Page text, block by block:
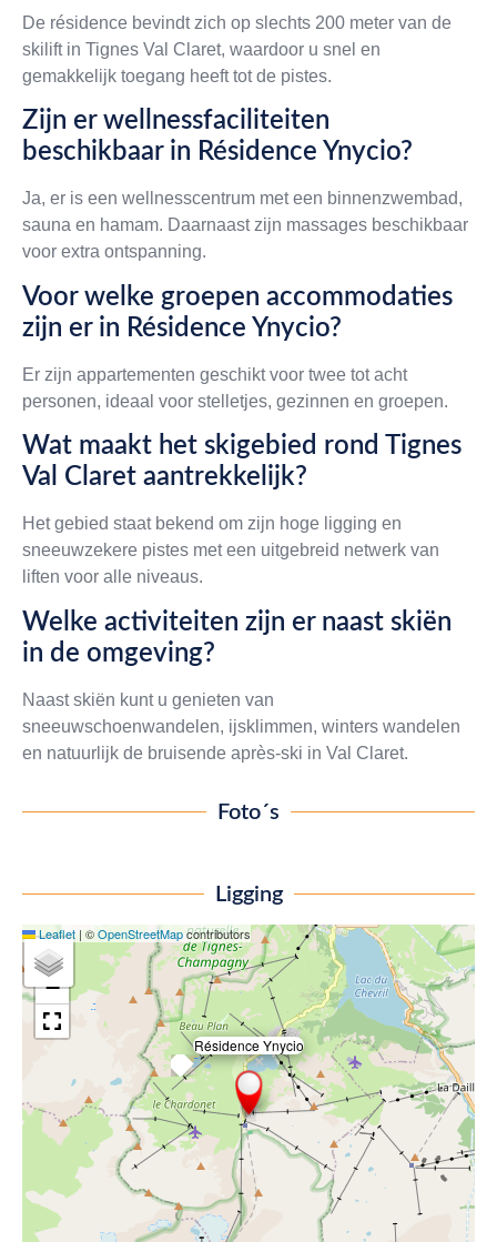
De résidence bevindt zich op slechts 200 meter van de
skilift in Tignes Val Claret, waardoor u snel en
gemakkelijk toegang heeft tot de pistes.
Zijn er wellnessfaciliteiten
beschikbaar in Résidence Ynycio?
Ja, er is een wellnesscentrum met een binnenzwembad,
sauna en hamam. Daarnaast zijn massages beschikbaar
voor extra ontspanning.
Voor welke groepen accommodaties
zijn er in Résidence Ynycio?
Er zijn appartementen geschikt voor twee tot acht
personen, ideaal voor stelletjes, gezinnen en groepen.
Wat maakt het skigebied rond Tignes
Val Claret aantrekkelijk?
Het gebied staat bekend om zijn hoge ligging en
sneeuwzekere pistes met een uitgebreid netwerk van
liften voor alle niveaus.
Welke activiteiten zijn er naast skiën
in de omgeving?
Naast skiën kunt u genieten van
sneeuwschoenwandelen, ijsklimmen, winters wandelen
en natuurlijk de bruisende après-ski in Val Claret.
Foto´s
Ligging
Résidence Ynycio
×
+
−
Leaflet | ©OpenStreetMapcontributors